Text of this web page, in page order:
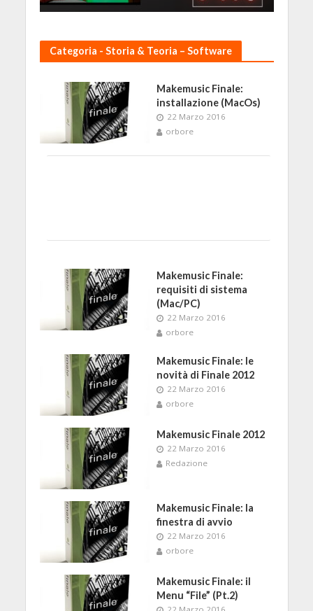
Categoria - Storia & Teoria – Software
Makemusic Finale:
installazione (MacOs)
22 Marzo 2016
orbore
Makemusic Finale:
requisiti di sistema
(Mac/PC)
22 Marzo 2016
orbore
Makemusic Finale: le
novità di Finale 2012
22 Marzo 2016
orbore
Makemusic Finale 2012
22 Marzo 2016
Redazione
Makemusic Finale: la
finestra di avvio
22 Marzo 2016
orbore
Makemusic Finale: il
Menu “File” (Pt.2)